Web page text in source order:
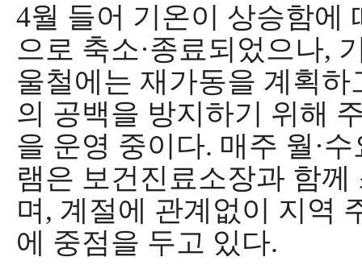
4월 들어 기온이 상승함에
으로 축소·종료되었으나,
울철에는 재가동을 계획하
의 공백을 방지하기 위해
을 운영 중이다. 매주 월 ·수
램은 보건진료소장과 함
며 , 계절에 관계없이 지역
에 중점을 두고 있다.